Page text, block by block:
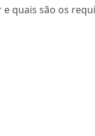
e quais são os